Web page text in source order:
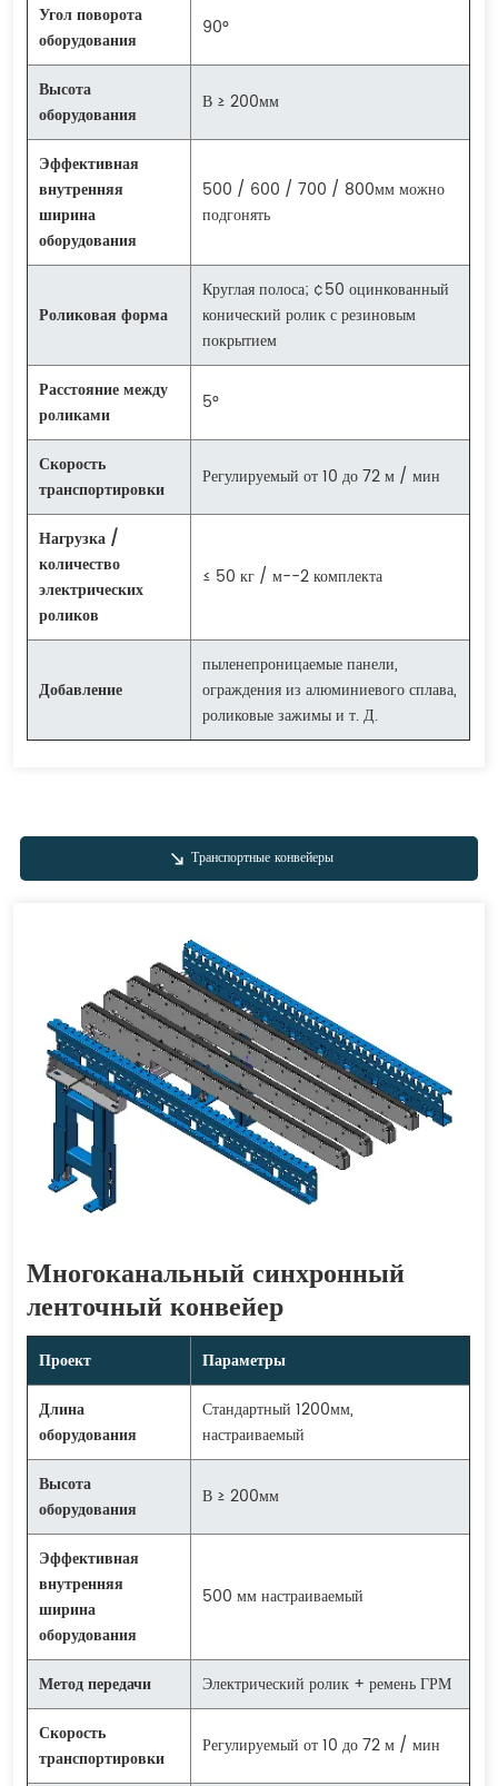
Угол поворота
оборудования
90°
Высота
оборудования
В ≥ 200мм
Эффективная
внутренняя
ширина
оборудования
500 / 600 / 700 / 800мм можно
подгонять
Роликовая форма
Круглая полоса; ¢50 оцинкованный
конический ролик с резиновым
покрытием
Расстояние между
роликами
5°
Скорость
транспортировки
Регулируемый от 10 до 72 м / мин
Нагрузка /
количество
электрических
роликов
≤ 50 кг / м--2 комплекта
Добавление
пыленепроницаемые панели,
ограждения из алюминиевого сплава,
роликовые зажимы и т. Д.
Транспортные конвейеры
Многоканальный синхронный
ленточный конвейер
Проект
Параметры
Длина
оборудования
Стандартный 1200мм,
настраиваемый
Высота
оборудования
В ≥ 200мм
Эффективная
внутренняя
ширина
оборудования
500 мм настраиваемый
Метод передачи
Электрический ролик + ремень ГРМ
Скорость
транспортировки
Регулируемый от 10 до 72 м / мин